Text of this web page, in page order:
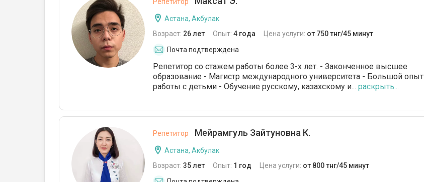
Астана, Акбулак
Возраст: 26 лет Опыт: 4 года Цена услуги: от 750 тнг/45 минут
Почта подтверждена
Репетитор со стажем работы более 3-х лет. - Законченное высшее
образование - Магистр международного университета - Большой опыт
работы с детьми - Обучение русскому, казахскому и... раскрыть...
Репетитор Мейрамгуль Зайтуновна К.
Астана, Акбулак
Возраст: 35 лет Опыт: 1 год Цена услуги: от 800 тнг/45 минут